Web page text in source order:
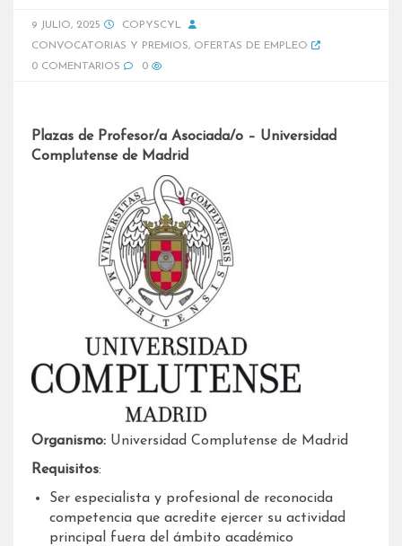
9 JULIO, 2025
COPYSCYL
CONVOCATORIAS Y PREMIOS, OFERTAS DE EMPLEO
0 COMENTARIOS
0
Plazas de Profesor/a Asociada/o – Universidad
Complutense de Madrid
Organismo: Universidad Complutense de Madrid
Requisitos:
Ser especialista y profesional de reconocida
competencia que acredite ejercer su actividad
principal fuera del ámbito académico